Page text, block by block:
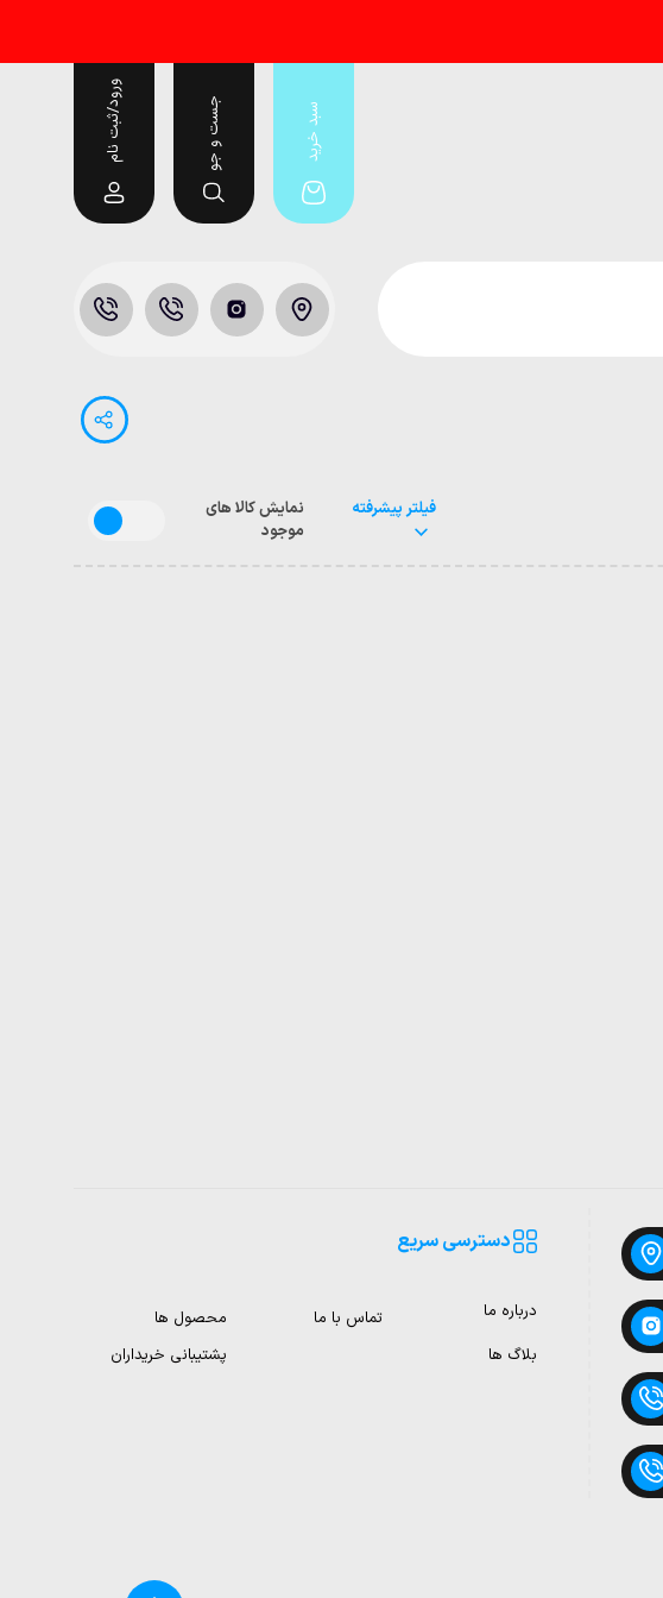
سبد خرید جست و جو ورود/ثبت نام
فیلتر پیشرفته
نمایش کالا های
موجود
دسترسی سریع
درباره ما تماس با ما
محصول ها
بلاگ ها
پشتیبانی خریداران